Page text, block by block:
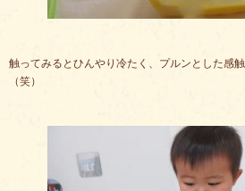
触ってみるとひんやり冷たく、プルンとした感
（笑）